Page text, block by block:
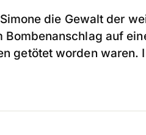
die Gewalt der
auf
getötet worden waren.